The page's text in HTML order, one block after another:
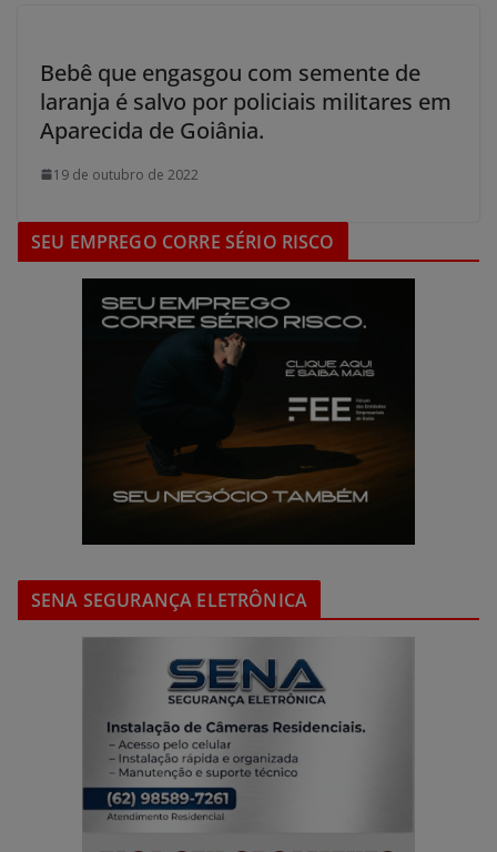
Bebê que engasgou com semente de
laranja é salvo por policiais militares em
Aparecida de Goiânia.
19 de outubro de 2022
SEU EMPREGO CORRE SÉRIO RISCO
SENA SEGURANÇA ELETRÔNICA